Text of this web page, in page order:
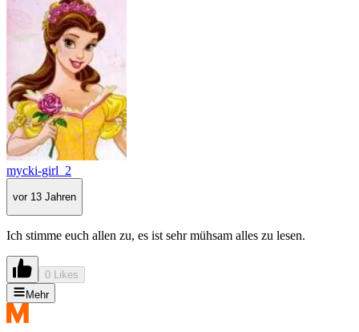
mycki-girl_2
vor 13 Jahren
Ich stimme euch allen zu, es ist sehr mühsam alles zu lesen.
0 Likes
Mehr